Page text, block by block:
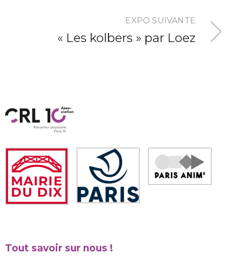
EXPO SUIVANTE
« Les kolbers » par Loez
Tout savoir sur nous !